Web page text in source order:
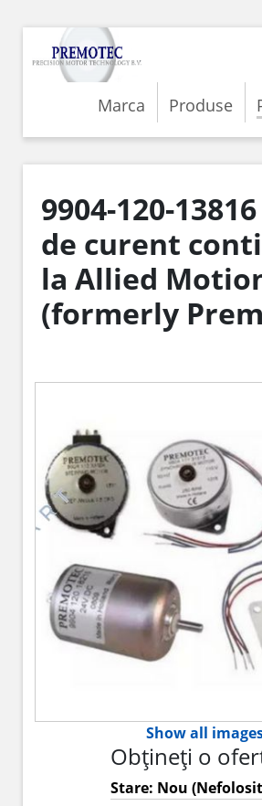
Marca Produse
9904-120-
de curent
la Allied
(formerly
Show all
Obțineți o
Stare: Nou